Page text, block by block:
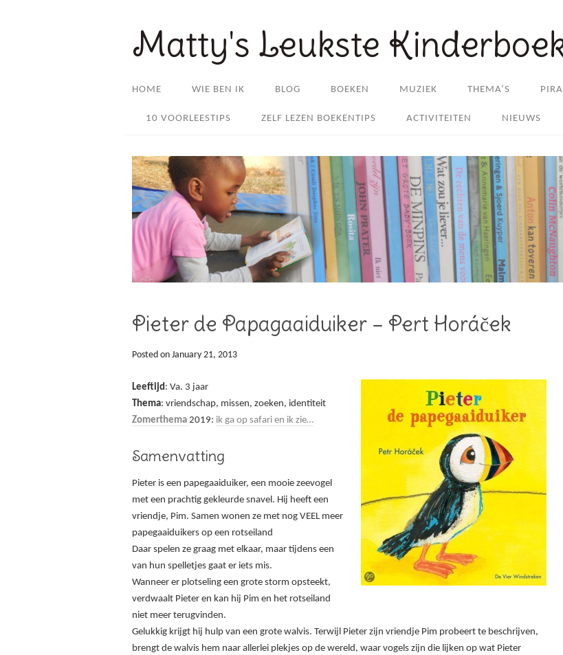
Matty's Leukste
HOME WIE BEN IK BLOG BOEKEN MUZIEK THEMA’S
10 VOORLEESTIPS ZELF LEZEN BOEKENTIPS ACTIVITEITEN NIEUWS
Pieter de Papagaaiduiker – Pert Horáček
Posted on January 21, 2013
Leeftijd: Va. 3 jaar
Thema: vriendschap, missen, zoeken, identiteit
Zomerthema 2019: ik ga op safari en ik zie…
Samenvatting
Pieter is een papegaaiduiker, een mooie zeevogel
met een prachtig gekleurde snavel. Hij heeft een
vriendje, Pim. Samen wonen ze met nog VEEL meer
papegaaiduikers op een rotseiland
Daar spelen ze graag met elkaar, maar tijdens een
van hun spelletjes gaat er iets mis.
Wanneer er plotseling een grote storm opsteekt,
verdwaalt Pieter en kan hij Pim en het rotseiland
niet meer terugvinden.
Gelukkig krijgt hij hulp van een grote walvis. Terwijl Pieter zijn vriendje Pim probeert te beschrijven,
brengt de walvis hem naar allerlei plekjes op de wereld, waar vogels zijn die lijken op wat Pieter